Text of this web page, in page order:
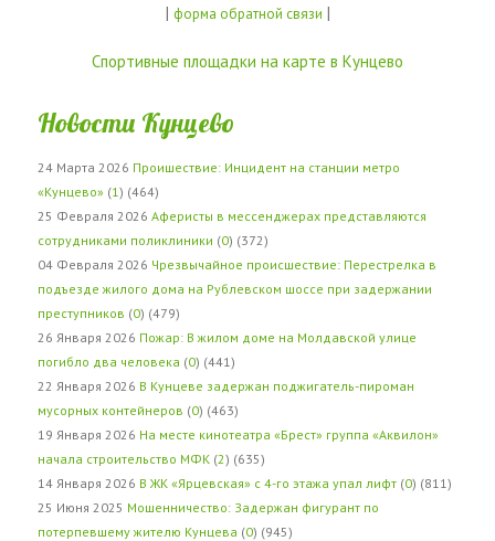
| форма обратной связи |
Спортивные площадки на карте в Кунцево
Новости Кунцево
24 Марта 2026 Проишествие: Инцидент на станции метро
«Кунцево» (1 ) (464)
25 Февраля 2026 Аферисты в мессенджерах представляются
сотрудниками поликлиники (0) (372)
04 Февраля 2026 Чрезвычайное происшествие: Перестрелка в
подъезде жилого дома на Рублевском шоссе при задержании
преступников (0) (479)
26 Января 2026 Пожар: В жилом доме на Молдавской улице
погибло два человека (0) (441)
22 Января 2026 В Кунцеве задержан поджигатель-пироман
мусорных контейнеров (0) (463)
19 Января 2026 На месте кинотеатра «Брест» группа «Аквилон»
начала строительство МФК (2) (635)
14 Января 2026 В ЖК «Ярцевская» с 4-го этажа упал лифт (0) (811)
25 Июня 2025 Мошенничество: Задержан фигурант по
потерпевшему жителю Кунцева (0) (945)